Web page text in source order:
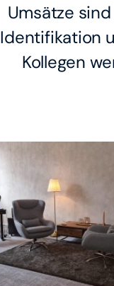
Umsätze
Identifikation
Kollegen